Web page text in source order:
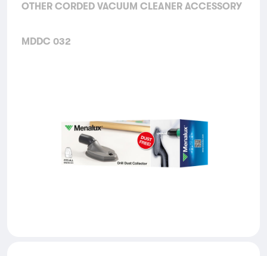
OTHER CORDED VACUUM CLEANER ACCESSORY
MDDC 032